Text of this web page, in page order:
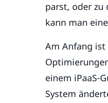
parst, oder zu
kann man
Am Anfang
einem iPaaS-
System